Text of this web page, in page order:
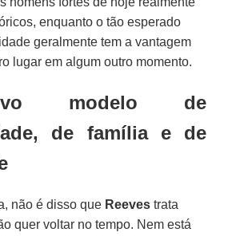
enquanto o tão esperado
geralmente tem a vantagem
lugar em algum outro momento.
modelo de
de família e de
não é disso que Reeves trata
quer voltar no tempo. Nem está